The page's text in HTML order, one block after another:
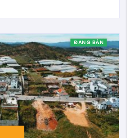
ĐANG BÁN